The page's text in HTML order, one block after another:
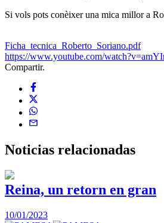
Si vols pots conèixer una mica millor a
Ficha_tecnica_Roberto_Soriano.pdf
https://www.youtube.com/
Compartir.
Noticias relacionadas
Reina, un retorn en gran
10/01/2023